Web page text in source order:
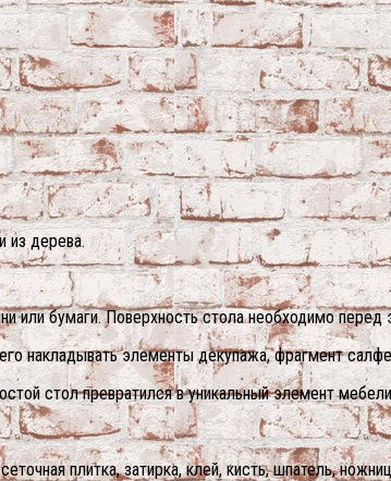
из дерева.
или бумаги. Поверхность стола необходимо
накладывать элементы декупажа, фрагмент
стол превратился в уникальный элемент
плитка, затирка, клей, кисть, шпатель,